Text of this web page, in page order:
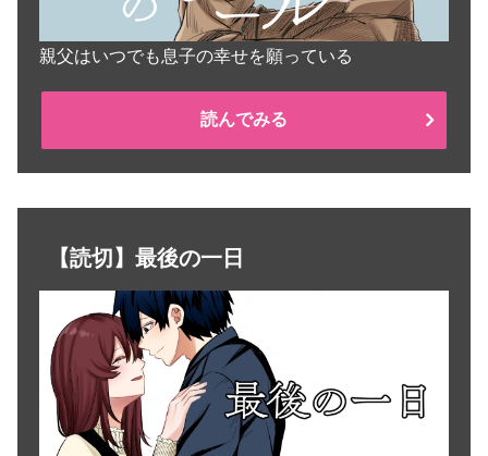
親父はいつでも息子の幸せを願っている
読んでみる
【読切】最後の一日